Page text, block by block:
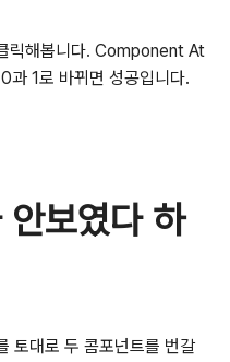
릭해봅니다. Component At
1로 바뀌면 성공입니다.
안보였다 하
토대로 두 콤포넌트를 번갈